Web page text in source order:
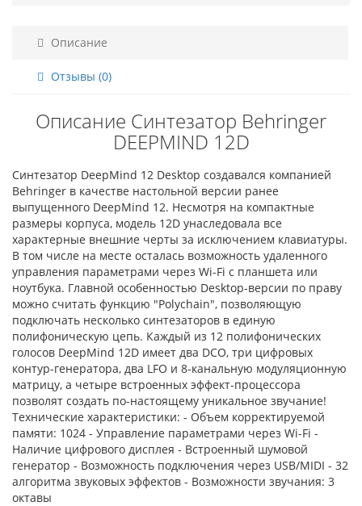
Описание
Отзывы (0)
Описание Синтезатор Behringer
DEEPMIND 12D
Синтезатор DeepMind 12 Desktop создавался компанией
Behringer в качестве настольной версии ранее
выпущенного DeepMind 12. Несмотря на компактные
размеры корпуса, модель 12D унаследовала все
характерные внешние черты за исключением клавиатуры.
В том числе на месте осталась возможность удаленного
управления параметрами через Wi-Fi с планшета или
ноутбука. Главной особенностью Desktop-версии по праву
можно считать функцию "Polychain", позволяющую
подключать несколько синтезаторов в единую
полифоническую цепь. Каждый из 12 полифонических
голосов DeepMind 12D имеет два DCO, три цифровых
контур-генератора, два LFO и 8-канальную модуляционную
матрицу, а четыре встроенных эффект-процессора
позволят создать по-настоящему уникальное звучание!
Технические характеристики: - Объем корректируемой
памяти: 1024 - Управление параметрами через Wi-Fi -
Наличие цифрового дисплея - Встроенный шумовой
генератор - Возможность подключения через USB/MIDI - 32
алгоритма звуковых эффектов - Возможности звучания: 3
октавы